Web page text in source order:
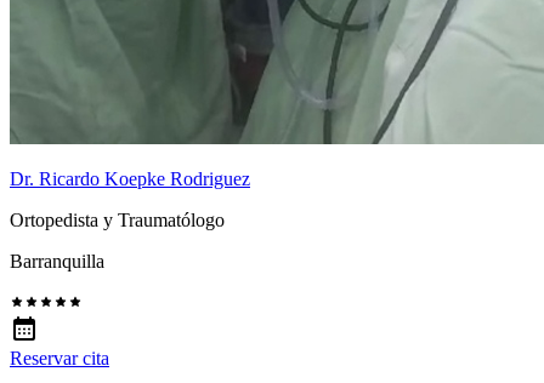
Dr. Ricardo Koepke Rodriguez
Ortopedista y Traumatólogo
Barranquilla
Reservar cita